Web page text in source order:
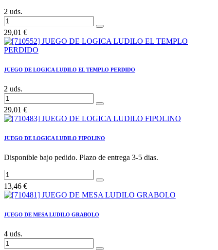
2 uds.
29,01 €
JUEGO DE LOGICA LUDILO EL TEMPLO PERDIDO
2 uds.
29,01 €
JUEGO DE LOGICA LUDILO FIPOLINO
Disponible bajo pedido. Plazo de entrega 3-5 dias.
13,46 €
JUEGO DE MESA LUDILO GRABOLO
4 uds.